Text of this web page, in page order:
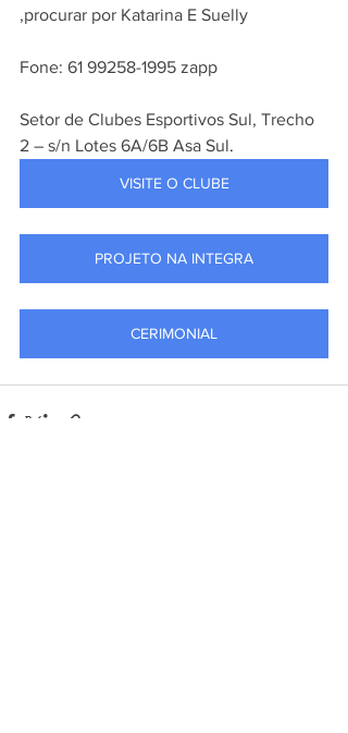
,procurar por Katarina E Suelly
Fone: 61 99258-1995 zapp
Setor de Clubes Esportivos Sul, Trecho
2 – s/n Lotes 6A/6B Asa Sul.
VISITE O CLUBE
PROJETO NA INTEGRA
CERIMONIAL